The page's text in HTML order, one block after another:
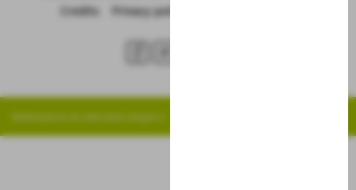
Credits
Privacy policy